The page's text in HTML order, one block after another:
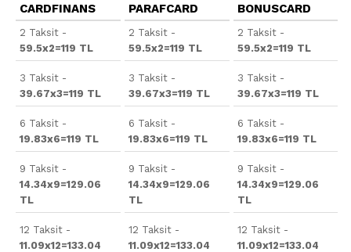
CARDFINANS
2 Taksit -
59.5x2=119 TL
3 Taksit -
39.67x3=119 TL
6 Taksit -
19.83x6=119 TL
9 Taksit -
14.34x9=129.06
TL
12 Taksit -
11.09x12=133.04
PARAFCARD
2 Taksit -
59.5x2=119 TL
3 Taksit -
39.67x3=119 TL
6 Taksit -
19.83x6=119 TL
9 Taksit -
14.34x9=129.06
TL
12 Taksit -
11.09x12=133.04
BONUSCARD
2 Taksit -
59.5x2=119 TL
3 Taksit -
39.67x3=119 TL
6 Taksit -
19.83x6=119 TL
9 Taksit -
14.34x9=129.06
TL
12 Taksit -
11.09x12=133.04